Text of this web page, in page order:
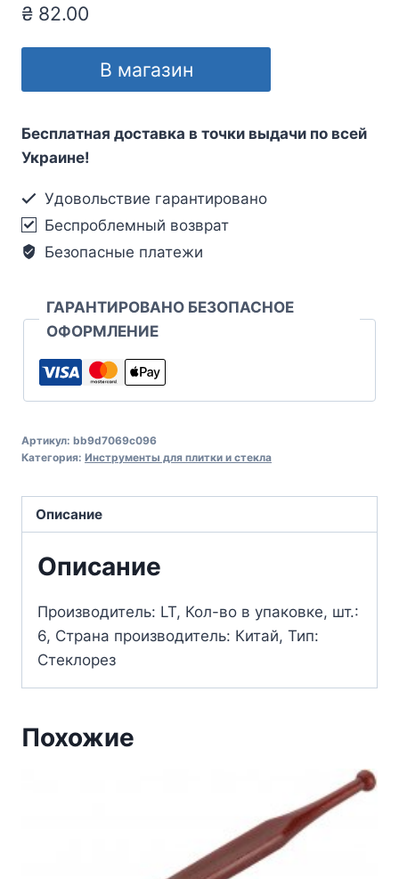
₴ 82.00
В магазин
Бесплатная доставка в точки выдачи по всей
Украине!
Удовольствие гарантировано
Беспроблемный возврат
Безопасные платежи
ГАРАНТИРОВАНО БЕЗОПАСНОЕ
ОФОРМЛЕНИЕ
Артикул: bb9d7069c096
Категория: Инструменты для плитки и стекла
Описание
Описание
Производитель: LT, Кол-во в упаковке, шт.:
6, Страна производитель: Китай, Тип:
Стеклорез
Похожие